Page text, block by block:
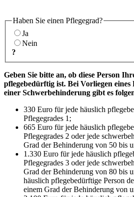
Haben Sie einen Pflegegrad?
Ja
Nein
?
Geben Sie bitte an, ob diese Person
pflegebedürftig ist. Bei Vorliegen eines
einer Schwerbehinderung gibt es
330 Euro für jede häuslich
Pflegegrades 1;
665 Euro für jede häuslich
Pflegegrades 2 oder jede
Grad der Behinderung von 50 bis
1.330 Euro für jede häuslich
Pflegegrades 3 oder jede
Grad der Behinderung von 80 bis
häuslich pflegebedürftige Person
einem Grad der Behinderung von